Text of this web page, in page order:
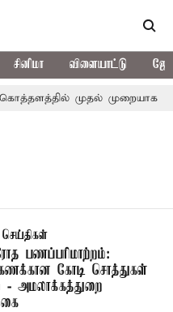
சினிமா விளையாட்டு
முதல் முறையாக
பணப்பரிமாற்றம்:
கோடி சொத்துகள்
- அமலாக்கத்துறை